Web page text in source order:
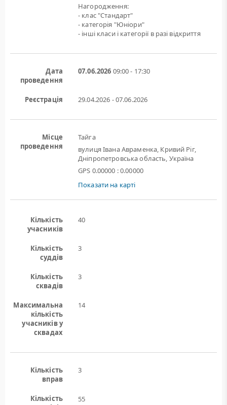
Нагородження:
- клас "Стандарт"
- категорія "Юніори"
- інші класи і категорії в разі відкриття
Дата
проведення
07.06.2026 09:00 - 17:30
Реєстрація 29.04.2026 - 07.06.2026
Місце
проведення
Тайга
вулиця Івана Авраменка, Кривий Ріг,
Дніпропетровська область, Україна
GPS 0.00000 : 0.00000
Показати на карті
Кількість
учасників
40
Кількість
суддів
3
Кількість
сквадів
3
Максимальна
кількість
учасників у
сквадах
14
Кількість
вправ
3
Кількість
55